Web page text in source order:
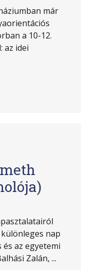
már
a 10-12.
az idei
nap
az egyetemi
Zalán, ...